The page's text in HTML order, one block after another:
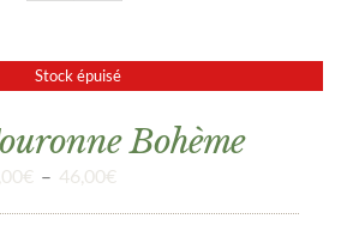
Stock épuisé
Bohème
€ – 46,00€